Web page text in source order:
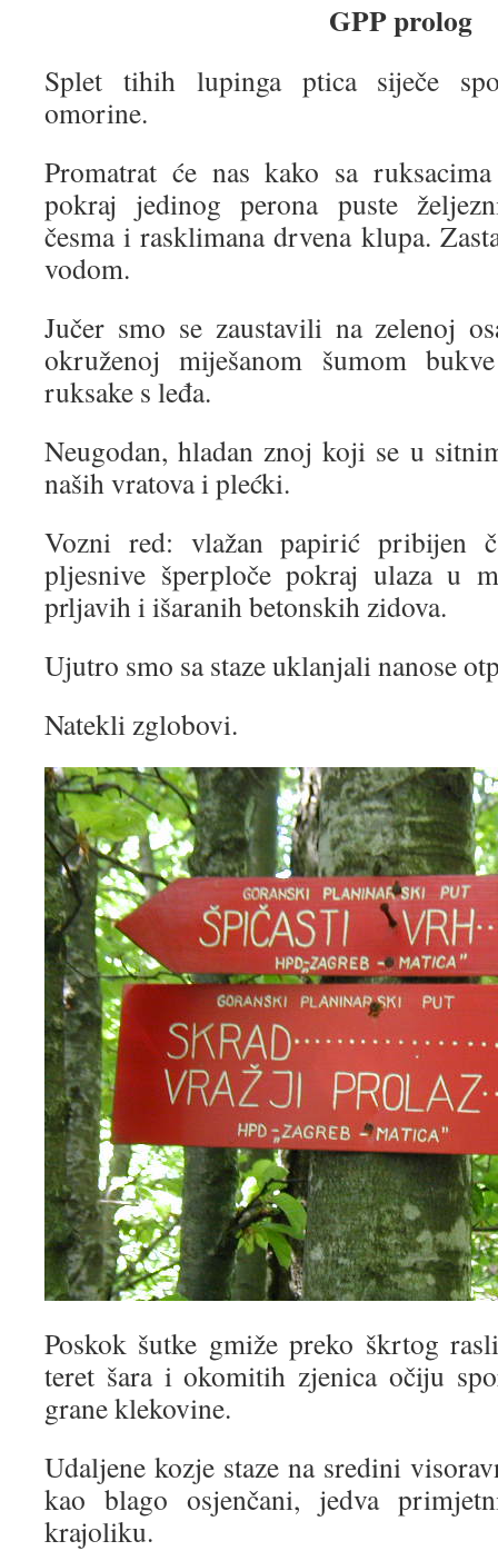
GPP prolog
Splet tihih lupinga ptica siječe
omorine.
Promatrat će nas kako sa
pokraj jedinog perona puste
česma i rasklimana drvena klupa.
vodom.
Jučer smo se zaustavili na zelenoj
okruženoj miješanom šumom
ruksake s leđa.
Neugodan, hladan znoj koji se u
naših vratova i plećki.
Vozni red: vlažan papirić pribijen
pljesnive šperploče pokraj ulaza u
prljavih i išaranih betonskih zidova.
Ujutro smo sa staze uklanjali nanose
Natekli zglobovi.
Poskok šutke gmiže preko škrtog
teret šara i okomitih zjenica očiju
grane klekovine.
Udaljene kozje staze na sredini
kao blago osjenčani, jedva
krajoliku.